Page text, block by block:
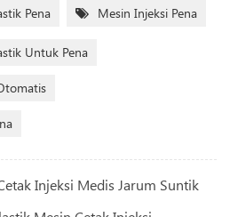
Pena Mesin Injeksi Pena
Untuk Pena
Injeksi Medis Jarum Suntik